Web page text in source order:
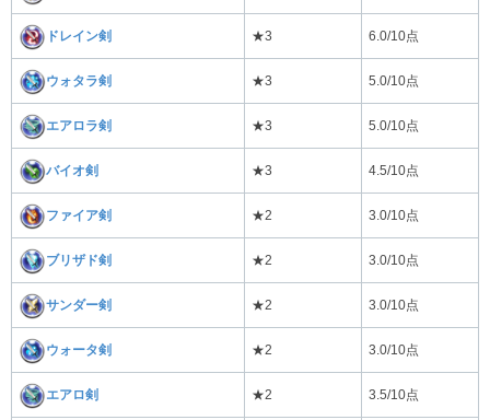
ドレイン剣 ★3 6.0/10点
ウォタラ剣 ★3 5.0/10点
エアロラ剣 ★3 5.0/10点
バイオ剣 ★3 4.5/10点
ファイア剣 ★2 3.0/10点
ブリザド剣 ★2 3.0/10点
サンダー剣 ★2 3.0/10点
ウォータ剣 ★2 3.0/10点
エアロ剣 ★2 3.5/10点